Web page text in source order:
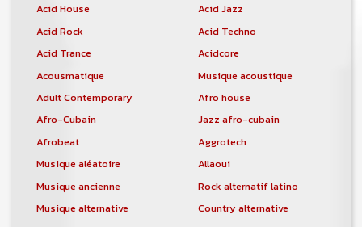
Acid House
Acid Jazz
Acid Rock
Acid Techno
Acid Trance
Acidcore
Acousmatique
Musique acoustique
Adult Contemporary
Afro house
Afro-Cubain
Jazz afro-cubain
Afrobeat
Aggrotech
Musique aléatoire
Allaoui
Musique ancienne
Rock alternatif latino
Musique alternative
Country alternative